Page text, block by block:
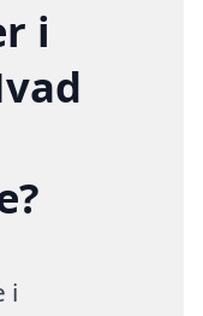
i
i